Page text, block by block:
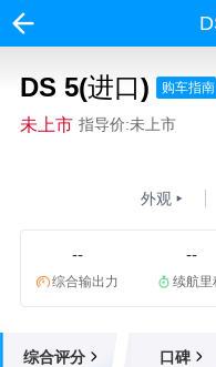
DS 5(进口) 购车指南
未上市 指导价:未上市
外观
--
综合输出力
--
续航里
综合评分 口碑